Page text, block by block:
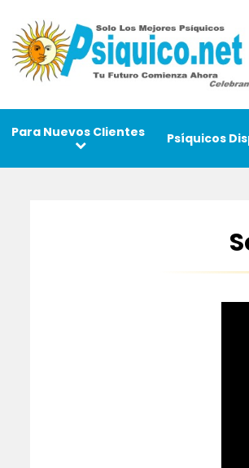
Para Nuevos Clientes Psíquicos